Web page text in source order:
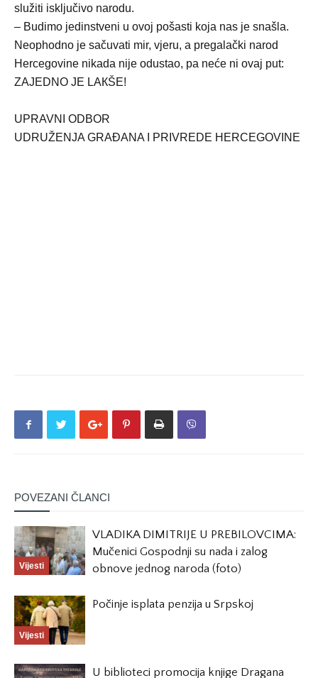
služiti isključivo narodu.
– Budimo jedinstveni u ovoj pošasti koja nas je snašla.
Neophodno je sačuvati mir, vjeru, a pregalački narod
Hercegovine nikada nije odustao, pa neće ni ovaj put:
ZAJEDNO JE LAКŠE!
UPRAVNI ODBOR
UDRUŽENJA GRAĐANA I PRIVREDE HERCEGOVINE
POVEZANI ČLANCI
Vijesti
VLADIKA DIMITRIJE U PREBILOVCIMA:
Mučenici Gospodnji su nada i zalog
obnove jednog naroda (foto)
Vijesti
Počinje isplata penzija u Srpskoj
U biblioteci promocija knjige Dragana